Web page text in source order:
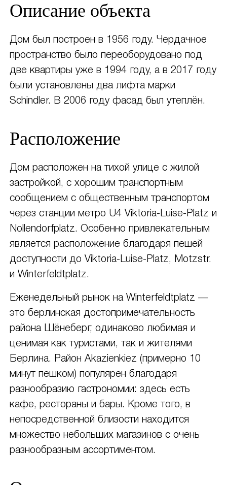
Описание объекта
Дом был построен в 1956 году. Чердачное
пространство было переоборудовано под
две квартиры уже в 1994 году, а в 2017 году
были установлены два лифта марки
Schindler. В 2006 году фасад был утеплён.
Расположение
Дом расположен на тихой улице с жилой
застройкой, с хорошим транспортным
сообщением с общественным транспортом
через станции метро U4 Viktoria-Luise-Platz и
Nollendorfplatz. Особенно привлекательным
является расположение благодаря пешей
доступности до Viktoria-Luise-Platz, Motzstr.
и Winterfeldtplatz.
Еженедельный рынок на Winterfeldtplatz —
это берлинская достопримечательность
района Шёнеберг, одинаково любимая и
ценимая как туристами, так и жителями
Берлина. Район Akazienkiez (примерно 10
минут пешком) популярен благодаря
разнообразию гастрономии: здесь есть
кафе, рестораны и бары. Кроме того, в
непосредственной близости находится
множество небольших магазинов с очень
разнообразным ассортиментом.